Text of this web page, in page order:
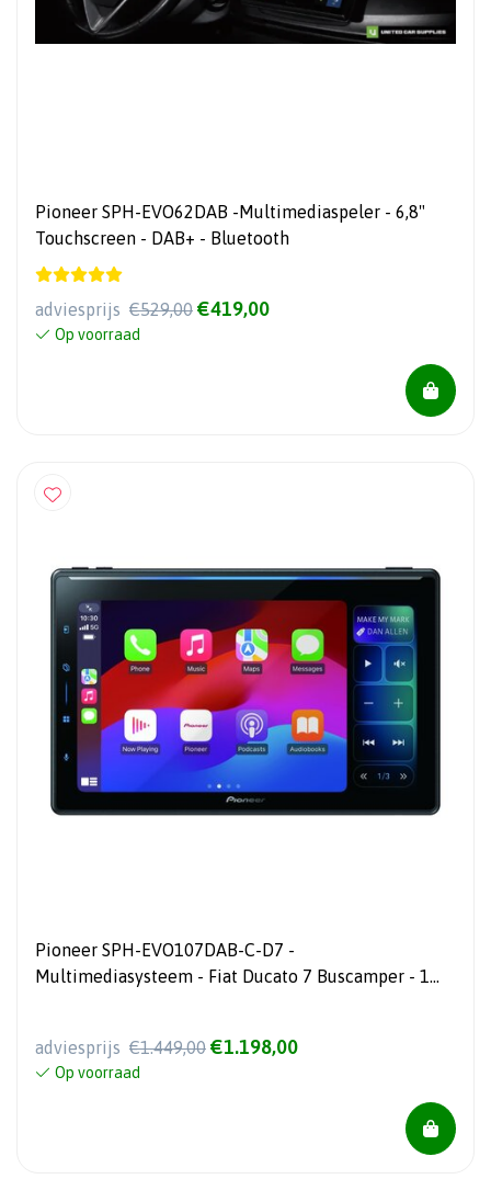
Pioneer SPH-EVO62DAB -Multimediaspeler - 6,8"
Touchscreen - DAB+ - Bluetooth
adviesprijs €529,00 €419,00
Op voorraad
Pioneer SPH-EVO107DAB-C-D7 -
Multimediasysteem - Fiat Ducato 7 Buscamper - 1
adviesprijs €1.449,00 €1.198,00
Op voorraad